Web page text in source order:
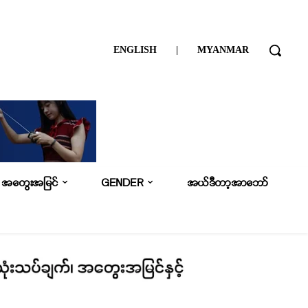
ENGLISH | MYANMAR
အတွေးအမြင် GENDER အယ်ဒီတာ့အာဘော်